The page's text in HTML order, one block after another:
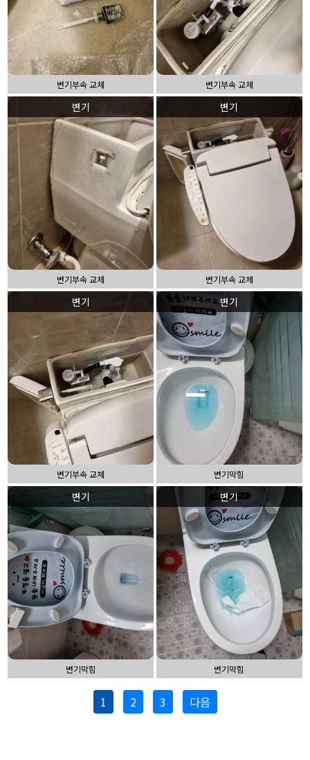
변기부속 교체 변기부속 교체
변기
변기부속 교체
변기
변기부속 교체
변기
변기부속 교체
변기
변기막힘
변기
변기막힘
변기
변기막힘
1 2 3 다음